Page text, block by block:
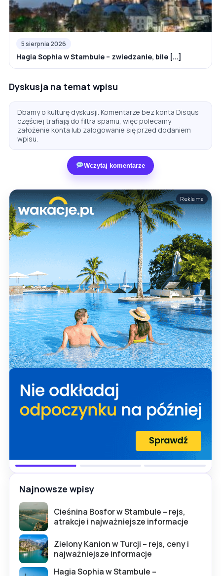
5 sierpnia 2026
Hagia Sophia w Stambule – zwiedzanie, bile [...]
Dyskusja na temat wpisu
Dbamy o kulturę dyskusji. Komentarze bez konta Disqus
częściej trafiają do filtra spamu, więc polecamy
założenie konta lub zalogowanie się przed dodaniem
wpisu.
Wczytaj komentarze
Reklama
Najnowsze wpisy
Cieśnina Bosfor w Stambule – rejs,
atrakcje i najważniejsze informacje
Zielony Kanion w Turcji – rejs, ceny i
najważniejsze informacje
Hagia Sophia w Stambule –